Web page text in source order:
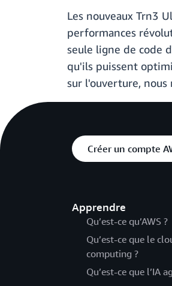
Les nouveaux Trn3
performances
seule ligne de code
qu'ils puissent
sur l'ouverture, nous
Créer un compte
Apprendre
Qu’est-ce qu’AWS ?
Qu’est-ce que le
computing ?
Qu’est-ce que l’IA